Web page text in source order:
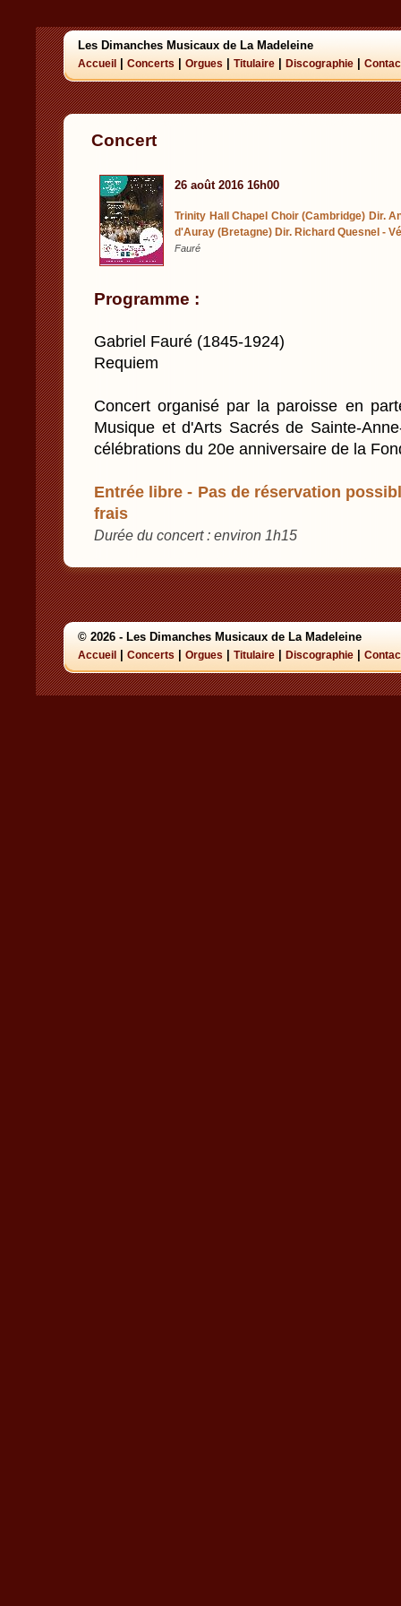
Les Dimanches Musicaux de La Madeleine
Accueil Concerts Orgues Titulaire Discographie
Concert
26 août 2016 16h00
Trinity Hall Chapel Choir (Cambridge) Dir.
d'Auray (Bretagne) Dir. Richard Quesnel -
Fauré
Programme :
Gabriel Fauré (1845-1924)
Requiem
Concert organisé par la paroisse en
Musique et d'Arts Sacrés de Sainte-
célébrations du 20e anniversaire de la
Entrée libre - Pas de réservation
frais
Durée du concert : environ 1h15
© 2026 - Les Dimanches Musicaux de La Madeleine
Accueil Concerts Orgues Titulaire Discographie